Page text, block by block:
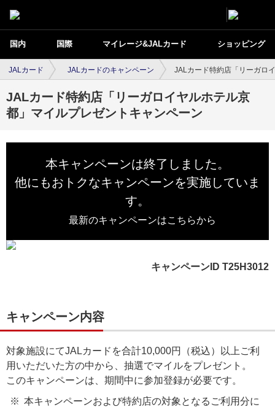
国内 国際 マイレージ&JALカード ショッピング
JALカード JALカードのキャンペーン JALカード特約店「リーガロ
JALカード特約店「リーガロイヤルホテル京
都」マイルプレゼントキャンペーン
本キャンペーンは終了しました。
他にもおトクなキャンペーンを実施していま
す。
最新のキャンペーンはこちらから
キャンペーンID T25H3012
キャンペーン内容
対象施設にてJALカードを合計10,000円（税込）以上ご利
用いただいた方の中から、抽選でマイルをプレゼント。
このキャンペーンは、期間中に参加登録が必要です。
本キャンペーンおよび特約店の対象となるご利用分に